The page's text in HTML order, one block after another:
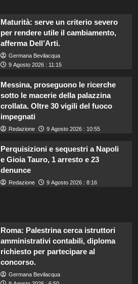
Maturità: serve un criterio severo
per rendere utile il cambiamento,
afferma Dell’Arti.
Germana Bevilacqua
9 Agosto 2026 : 11:15
Messina, proseguono le ricerche
sotto le macerie della palazzina
crollata. Oltre 30 vigili del fuoco
impegnati
Redazione 9 Agosto 2026 : 10:55
Perquisizioni e sequestri a Napoli
e Gioia Tauro, 1 arresto e 23
denunce
Redazione 9 Agosto 2026 : 8:16
Roma: Palestrina cerca istruttori
amministrativi contabili, diploma
richiesto per partecipare al
concorso.
Germana Bevilacqua